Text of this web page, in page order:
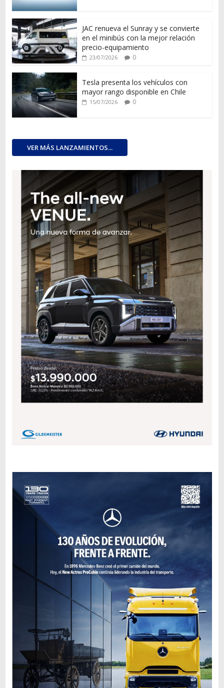
JAC renueva el Sunray y se convierte
en el minibús con la mejor relación
precio-equipamiento
23/07/2026 0
Tesla presenta los vehículos con
mayor rango disponible en Chile
15/07/2026 0
VER MÁS LANZAMIENTOS...